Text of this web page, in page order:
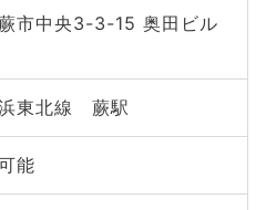
市中央3-3-15 奥田ビル
浜東北線 蕨駅
能